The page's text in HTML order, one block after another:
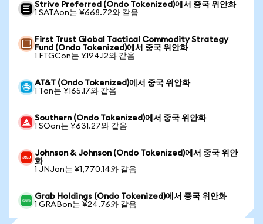
Strive Preferred (Ondo Tokenized)에서 중국 위안화
1 SATAon는 ¥668.72와 같음
First Trust Global Tactical Commodity Strategy
Fund (Ondo Tokenized)에서 중국 위안화
1 FTGCon는 ¥194.12와 같음
AT&T (Ondo Tokenized)에서 중국 위안화
1 Ton는 ¥165.17와 같음
Southern (Ondo Tokenized)에서 중국 위안화
1 SOon는 ¥631.27와 같음
Johnson & Johnson (Ondo Tokenized)에서 중국 위안
화
1 JNJon는 ¥1,770.14와 같음
Grab Holdings (Ondo Tokenized)에서 중국 위안화
1 GRABon는 ¥24.76와 같음